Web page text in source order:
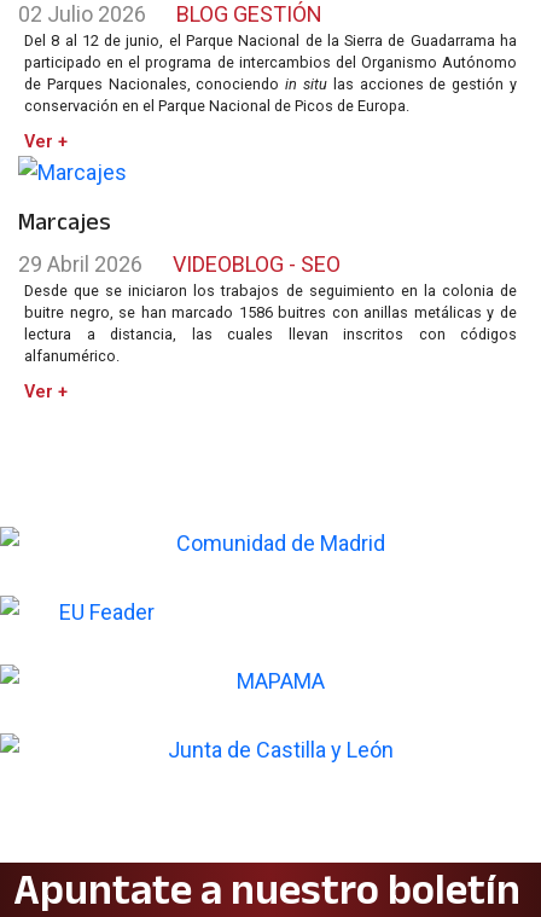
02 Julio 2026 BLOG GESTIÓN
Del 8 al 12 de junio, el Parque Nacional de la Sierra de Guadarrama ha
participado en el programa de intercambios del Organismo Autónomo
de Parques Nacionales, conociendoin situ las acciones de gestión y
conservación en el Parque Nacional de Picos de Europa.
Ver +
Marcajes
29 Abril 2026 VIDEOBLOG - SEO
Desde que se iniciaron los trabajos de seguimiento en la colonia de
buitre negro, se han marcado 1586 buitres con anillas metálicas y de
lectura a distancia, las cuales llevan inscritos con códigos
alfanumérico.
Ver +
Apuntate a nuestro boletín